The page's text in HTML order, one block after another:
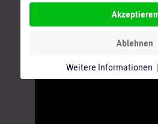
Akzeptieren
Ablehnen
Weitere Informationen